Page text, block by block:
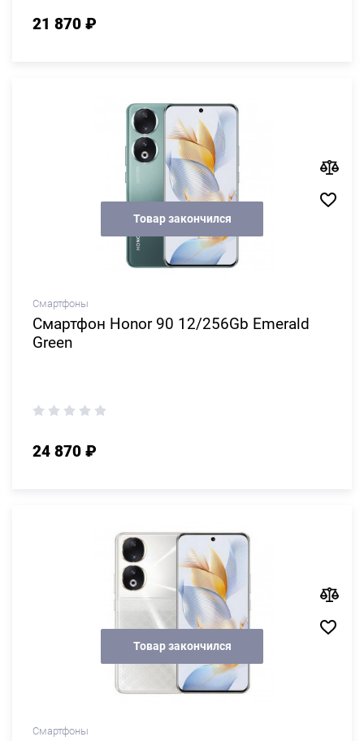
21 870 ₽
Товар закончился
Смартфоны
Смартфон Honor 90 12/256Gb Emerald
Green
24 870 ₽
Товар закончился
Смартфоны